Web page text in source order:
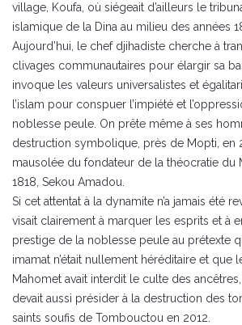
village, Koufa, où siégeait d’ailleurs le
islamique de la Dina au milieu des années
Aujourd’hui, le chef djihadiste cherche à
clivages communautaires pour élargir sa
invoque les valeurs universalistes et
l’islam pour conspuer l’impiété et
noblesse peule. On prête même à ses
destruction symbolique, près de Mopti, en
mausolée du fondateur de la théocratie du
1818, Sekou Amadou.
Si cet attentat à la dynamite n’a jamais été
visait clairement à marquer les esprits et à
prestige de la noblesse peule au prétexte
imamat n’était nullement héréditaire et que
Mahomet avait interdit le culte des
devait aussi présider à la destruction des
saints soufis de Tombouctou en 2012.